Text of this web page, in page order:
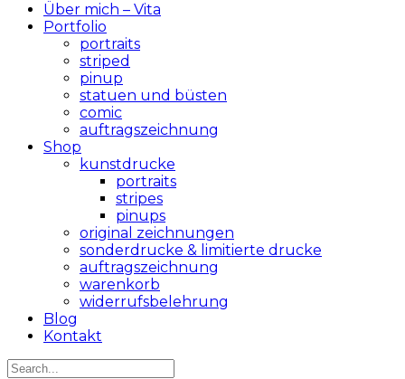
Über mich – Vita
Portfolio
portraits
striped
pinup
statuen und büsten
comic
auftragszeichnung
Shop
kunstdrucke
portraits
stripes
pinups
original zeichnungen
sonderdrucke & limitierte drucke
auftragszeichnung
warenkorb
widerrufsbelehrung
Blog
Kontakt